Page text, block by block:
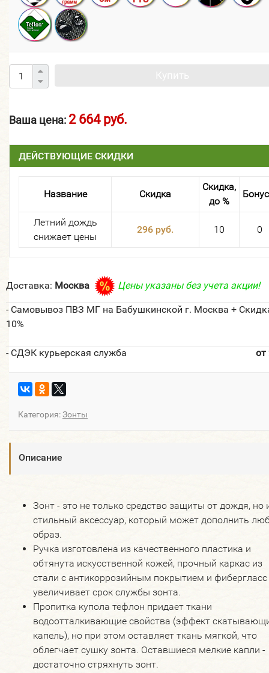
Ваша цена: 2 664 руб.
ДЕЙСТВУЮЩИЕ СКИДКИ
Название Скидка
Скидка,
до %
Летний дождь
снижает цены
296 руб. 10 0
Доставка: Москва Цены указаны без учета акции!
- Самовывоз ПВЗ МГ на Бабушкинской г. Москва +
10%
- СДЭК курьерская служба
Категория:Зонты
Описание
Зонт - это не только средство защиты от дождя, но
стильный аксессуар, который может дополнить
образ.
Ручка изготовлена из качественного пластика и
обтянута искусственной кожей, прочный каркас из
стали с антикоррозийным покрытием и фибергласс
увеличивает срок службы зонта.
Пропитка купола тефлон придает ткани
водоотталкивающие свойства (эффект
капель), но при этом оставляет ткань мягкой, что
облегчает сушку зонта. Оставшиеся мелкие капли -
достаточно стряхнуть зонт.